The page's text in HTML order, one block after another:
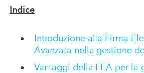
Indice
Introduzione alla Firma
Avanzata nella gestione
Vantaggi della FEA per la